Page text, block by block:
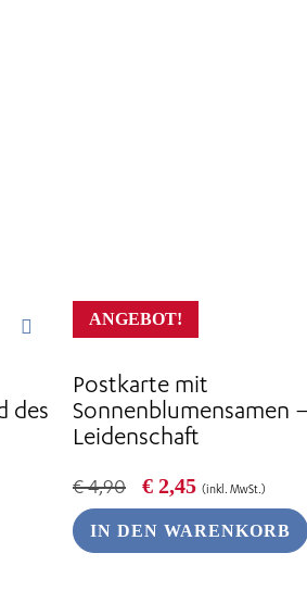
des
ANGEBOT!
Postkarte mit
Sonnenblumensamen
Leidenschaft
€4,90
Ursprünglicher
Preis
war:
€ 4,90
€ 2,45Aktueller
Preis
ist:
€ 2,45.
(inkl. MwSt.)
IN DEN WARENKORB